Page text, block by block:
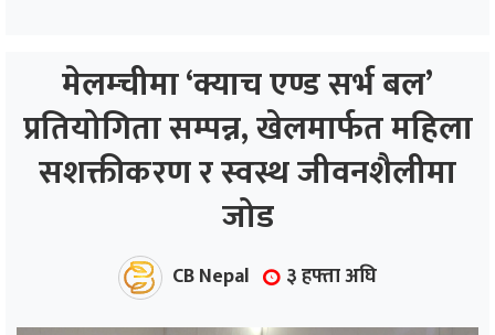
मेलम्चीमा ‘क्याच एण्ड सर्भ बल’
प्रतियोगिता सम्पन्न, खेलमार्फत महिला
सशक्तीकरण र स्वस्थ जीवनशैलीमा
जोड
CB Nepal ३ हफ्ता अघि